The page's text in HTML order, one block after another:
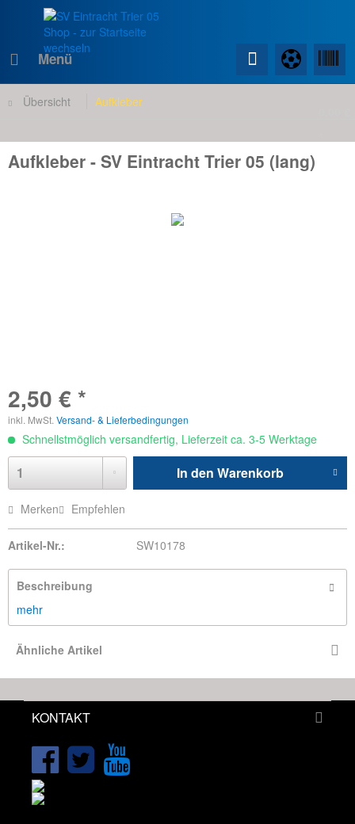
Menü
Übersicht Aufkleber
Aufkleber - SV Eintracht Trier 05 (lang)
2,50 € *
inkl. MwSt. Versand- & Lieferbedingungen
Schnellstmöglich versandfertig, Lieferzeit ca. 3-5 Werktage
In den Warenkorb
Merken Empfehlen
Artikel-Nr.: SW10178
Beschreibung
mehr
Ähnliche Artikel
KONTAKT